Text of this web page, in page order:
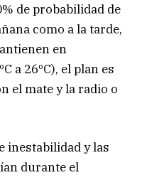
de probabilidad de
como a la tarde,
en
a 26ºC), el plan es
el mate y la radio o
inestabilidad y las
durante el